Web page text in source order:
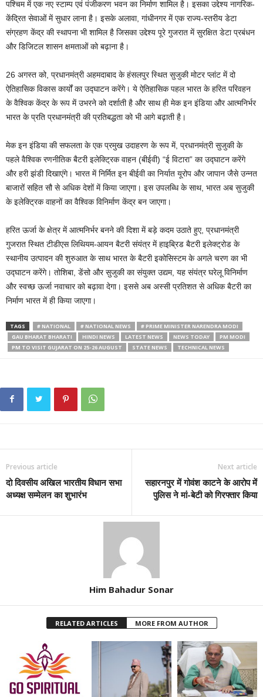
पश्चिम में एक नए स्टाम्प एवं पंजीकरण भवन का निर्माण शामिल है। इसका उद्देश्य नागरिक-
केंद्रित सेवाओं में सुधार लाना है। इसके अलावा, गांधीनगर में एक राज्य-स्तरीय डेटा
संग्रहण केंद्र की स्थापना भी शामिल है जिसका उद्देश्य पूरे गुजरात में सुरक्षित डेटा प्रबंधन
और डिजिटल शासन क्षमताओं को बढ़ाना है।
26 अगस्त को, प्रधानमंत्री अहमदाबाद के हंसलपुर स्थित सुजुकी मोटर प्लांट में दो
ऐतिहासिक विकास कार्यों का उद्घाटन करेंगे। ये ऐतिहासिक पहल भारत के हरित परिवहन
के वैश्विक केंद्र के रूप में उभरने को दर्शाती है और साथ ही मेक इन इंडिया और आत्मनिर्भर
भारत के प्रति प्रधानमंत्री की प्रतिबद्धता को भी आगे बढ़ाती है।
मेक इन इंडिया की सफलता के एक प्रमुख उदाहरण के रूप में, प्रधानमंत्री सुजुकी के
पहले वैश्विक रणनीतिक बैटरी इलेक्ट्रिक वाहन (बीईवी) “ई विटारा” का उद्घाटन करेंगे
और हरी झंडी दिखाएंगे। भारत में निर्मित इन बीईवी का निर्यात यूरोप और जापान जैसे उन्नत
बाजारों सहित सौ से अधिक देशों में किया जाएगा। इस उपलब्धि के साथ, भारत अब सुजुकी
के इलेक्ट्रिक वाहनों का वैश्विक विनिर्माण केंद्र बन जाएगा।
हरित ऊर्जा के क्षेत्र में आत्मनिर्भर बनने की दिशा में बड़े कदम उठाते हुए, प्रधानमंत्री
गुजरात स्थित टीडीएस लिथियम-आयन बैटरी संयंत्र में हाइब्रिड बैटरी इलेक्ट्रोड के
स्थानीय उत्पादन की शुरुआत के साथ भारत के बैटरी इकोसिस्टम के अगले चरण का भी
उद्घाटन करेंगे। तोशिबा, डेंसो और सुजुकी का संयुक्त उद्यम, यह संयंत्र घरेलू विनिर्माण
और स्वच्छ ऊर्जा नवाचार को बढ़ावा देगा। इससे अब अस्सी प्रतिशत से अधिक बैटरी का
निर्माण भारत में ही किया जाएगा।
TAGS # NATIONAL # NATIONAL NEWS
# PRIME MINISTER NARENDRA MODI
GAU BHARAT BHARATI
HINDI NEWS LATEST NEWS NEWS TODAY
PM MODI
PM TO VISIT GUJARAT ON 25-26 AUGUST
STATE NEWS TECHNICAL NEWS
Previous article
दो दिवसीय अखिल भारतीय विधान सभा
अध्यक्ष सम्मेलन का शुभारंभ
Next article
सहारनपुर में गोवंश काटने के आरोप में
पुलिस ने मां-बेटी को गिरफ्तार किया
Him Bahadur Sonar
RELATED ARTICLES MORE FROM AUTHOR